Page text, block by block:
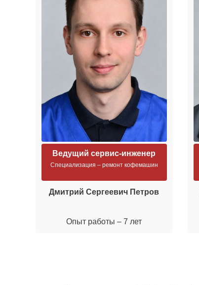
Ведущий сервис-инженер
Специализация – ремонт кофемашин
Дмитрий Сергеевич Петров
Опыт работы – 7 лет